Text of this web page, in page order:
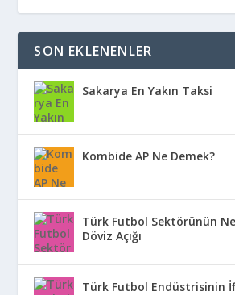
SON EKLENENLER
Sakarya En Yakın Taksi
Kombide AP Ne Demek?
Türk Futbol Sektörünün
Döviz Açığı
Türk Futbol Endüstrisinin